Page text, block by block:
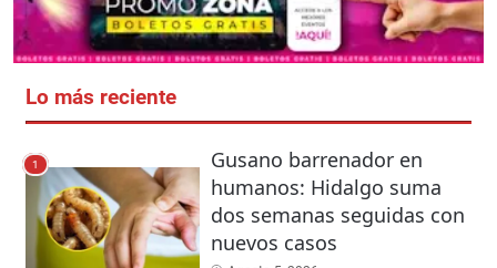
Lo más reciente
1
Gusano barrenador en
humanos: Hidalgo suma
dos semanas seguidas con
nuevos casos